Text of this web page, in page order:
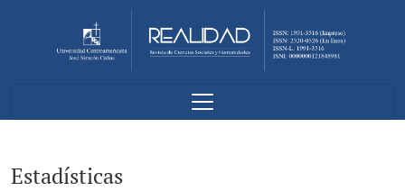
Estadísticas